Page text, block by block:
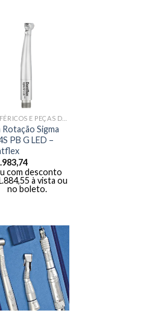
Sigma
PB G LED –
com desconto
à vista ou
no boleto.